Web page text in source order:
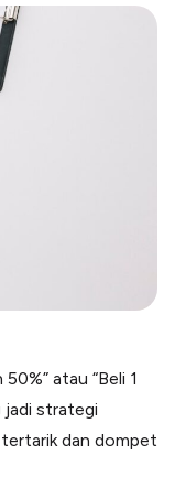
atau “Beli 1
jadi strategi
dan dompet